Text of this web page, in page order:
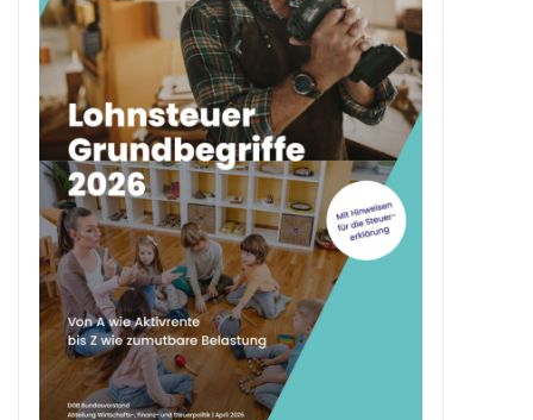
WERBEMITTEL / GIVE AWAYS
HANDWERK
1. MAI
TARIFWENDE
INITIATIVE „MENSCH“
GEWERKSCHAFTEN FÜR DEN